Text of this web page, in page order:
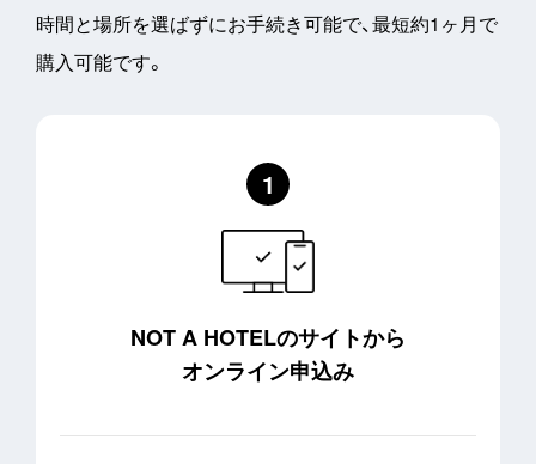
時間と場所を選ばずにお手続き可能で、最短約1ヶ月で
購入可能です。
NOT A HOTELのサイトから
オンライン申込み